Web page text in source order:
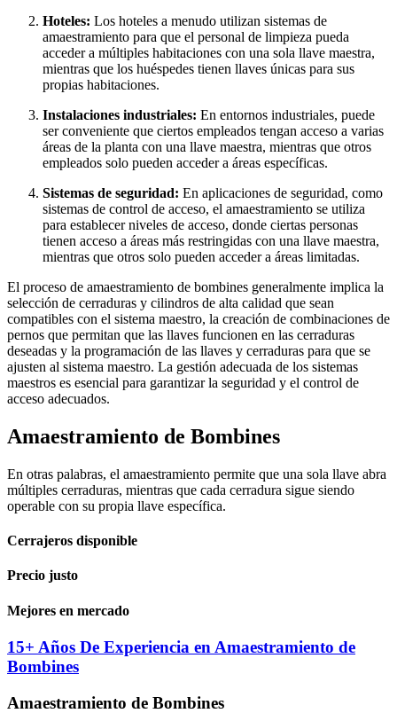
Hoteles: Los hoteles a menudo utilizan sistemas de
amaestramiento para que el personal de limpieza pueda
acceder a múltiples habitaciones con una sola llave maestra,
mientras que los huéspedes tienen llaves únicas para sus
propias habitaciones.
Instalaciones industriales: En entornos industriales, puede
ser conveniente que ciertos empleados tengan acceso a varias
áreas de la planta con una llave maestra, mientras que otros
empleados solo pueden acceder a áreas específicas.
Sistemas de seguridad: En aplicaciones de seguridad, como
sistemas de control de acceso, el amaestramiento se utiliza
para establecer niveles de acceso, donde ciertas personas
tienen acceso a áreas más restringidas con una llave maestra,
mientras que otros solo pueden acceder a áreas limitadas.
El proceso de amaestramiento de bombines generalmente implica la
selección de cerraduras y cilindros de alta calidad que sean
compatibles con el sistema maestro, la creación de combinaciones de
pernos que permitan que las llaves funcionen en las cerraduras
deseadas y la programación de las llaves y cerraduras para que se
ajusten al sistema maestro. La gestión adecuada de los sistemas
maestros es esencial para garantizar la seguridad y el control de
acceso adecuados.
Amaestramiento de Bombines
En otras palabras, el amaestramiento permite que una sola llave abra
múltiples cerraduras, mientras que cada cerradura sigue siendo
operable con su propia llave específica.
Cerrajeros disponible
Precio justo
Mejores en mercado
15+ Años De Experiencia en Amaestramiento de
Bombines
Amaestramiento de Bombines